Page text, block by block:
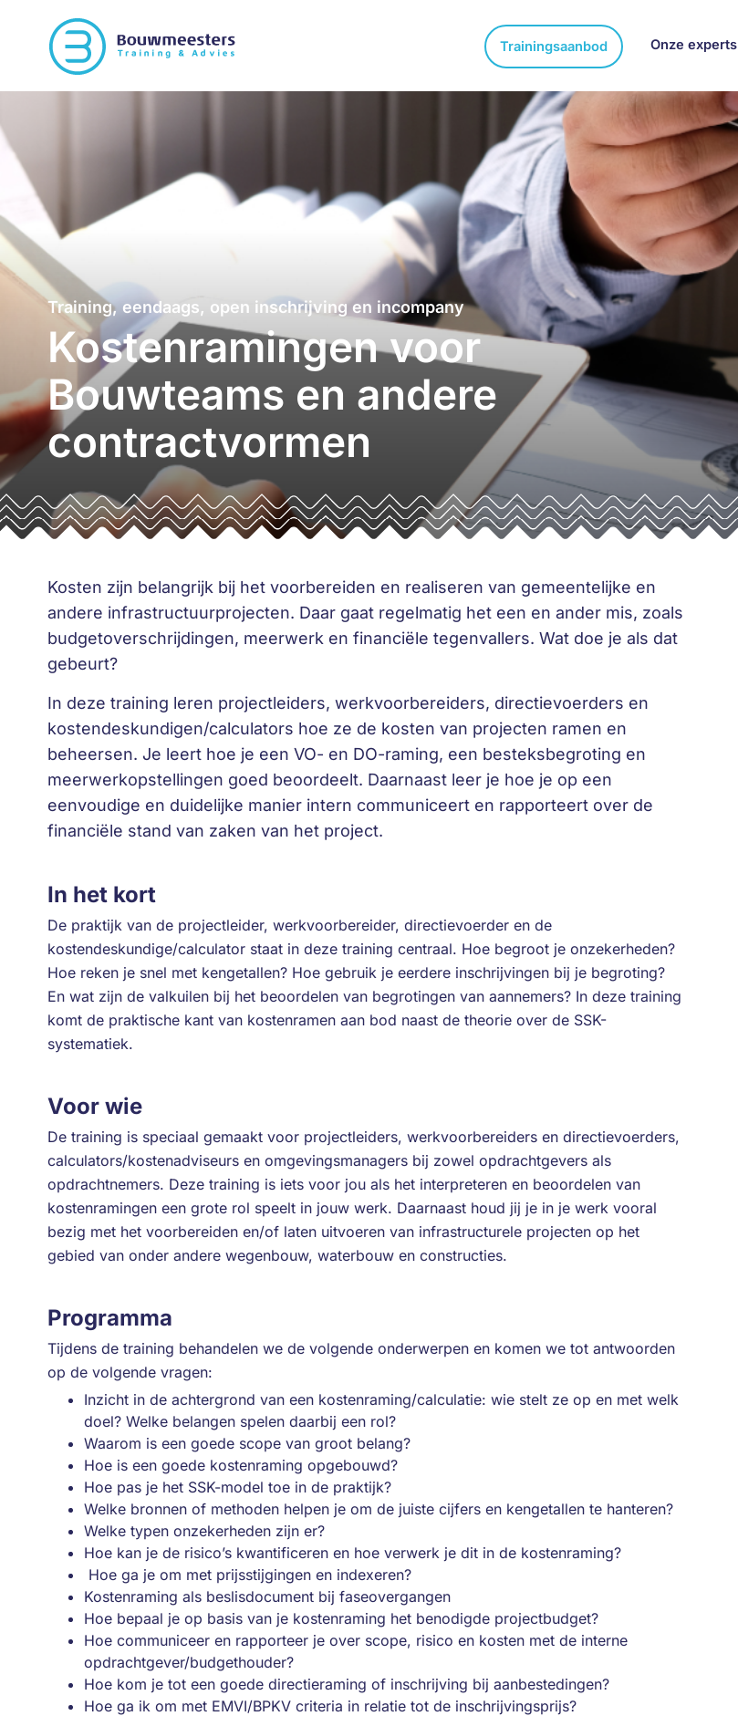
Trainingsaanbod Onze experts
Training, eendaags, open inschrijving en incompany
Kostenramingen voor
Bouwteams en andere
contractvormen
Kosten zijn belangrijk bij het voorbereiden en realiseren van gemeentelijke en
andere infrastructuurprojecten. Daar gaat regelmatig het een en ander mis, zoals
budgetoverschrijdingen, meerwerk en financiële tegenvallers. Wat doe je als dat
gebeurt?
In deze training leren projectleiders, werkvoorbereiders, directievoerders en
kostendeskundigen/calculators hoe ze de kosten van projecten ramen en
beheersen. Je leert hoe je een VO- en DO-raming, een besteksbegroting en
meerwerkopstellingen goed beoordeelt. Daarnaast leer je hoe je op een
eenvoudige en duidelijke manier intern communiceert en rapporteert over de
financiële stand van zaken van het project.
In het kort
De praktijk van de projectleider, werkvoorbereider, directievoerder en de
kostendeskundige/calculator staat in deze training centraal. Hoe begroot je onzekerheden?
Hoe reken je snel met kengetallen? Hoe gebruik je eerdere inschrijvingen bij je begroting?
En wat zijn de valkuilen bij het beoordelen van begrotingen van aannemers? In deze training
komt de praktische kant van kostenramen aan bod naast de theorie over de SSK-
systematiek.
Voor wie
De training is speciaal gemaakt voor projectleiders, werkvoorbereiders en directievoerders,
calculators/kostenadviseurs en omgevingsmanagers bij zowel opdrachtgevers als
opdrachtnemers. Deze training is iets voor jou als het interpreteren en beoordelen van
kostenramingen een grote rol speelt in jouw werk. Daarnaast houd jij je in je werk vooral
bezig met het voorbereiden en/of laten uitvoeren van infrastructurele projecten op het
gebied van onder andere wegenbouw, waterbouw en constructies.
Programma
Tijdens de training behandelen we de volgende onderwerpen en komen we tot antwoorden
op de volgende vragen:
Inzicht in de achtergrond van een kostenraming/calculatie: wie stelt ze op en met welk
doel? Welke belangen spelen daarbij een rol?
Waarom is een goede scope van groot belang?
Hoe is een goede kostenraming opgebouwd?
Hoe pas je het SSK-model toe in de praktijk?
Welke bronnen of methoden helpen je om de juiste cijfers en kengetallen te hanteren?
Welke typen onzekerheden zijn er?
Hoe kan je de risico’s kwantificeren en hoe verwerk je dit in de kostenraming?
Hoe ga je om met prijsstijgingen en indexeren?
Kostenraming als beslisdocument bij faseovergangen
Hoe bepaal je op basis van je kostenraming het benodigde projectbudget?
Hoe communiceer en rapporteer je over scope, risico en kosten met de interne
opdrachtgever/budgethouder?
Hoe kom je tot een goede directieraming of inschrijving bij aanbestedingen?
Hoe ga ik om met EMVI/BPKV criteria in relatie tot de inschrijvingsprijs?